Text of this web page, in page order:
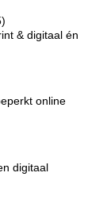
& digitaal én
online
digitaal